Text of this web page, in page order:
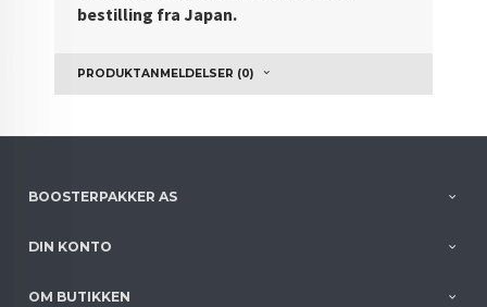
bestilling fra Japan.
PRODUKTANMELDELSER (0)
BOOSTERPAKKER AS
DIN KONTO
OM BUTIKKEN